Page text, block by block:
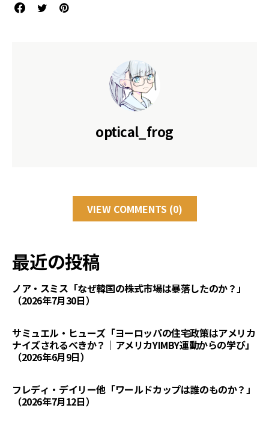
optical_frog
VIEW COMMENTS (0)
最近の投稿
ノア・スミス「なぜ韓国の株式市場は暴落したのか？」
（2026年7月30日）
サミュエル・ヒューズ「ヨーロッパの住宅政策はアメリカ
ナイズされるべきか？｜アメリカYIMBY運動からの学び」
（2026年6月9日）
フレディ・デイリー他「ワールドカップは誰のものか？」
（2026年7月12日）